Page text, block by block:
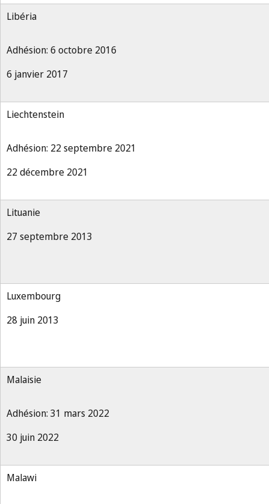
Libéria
Adhésion: 6 octobre 2016
6 janvier 2017
Liechtenstein
Adhésion: 22 septembre 2021
22 décembre 2021
Lituanie
27 septembre 2013
Luxembourg
28 juin 2013
Malaisie
Adhésion: 31 mars 2022
30 juin 2022
Malawi